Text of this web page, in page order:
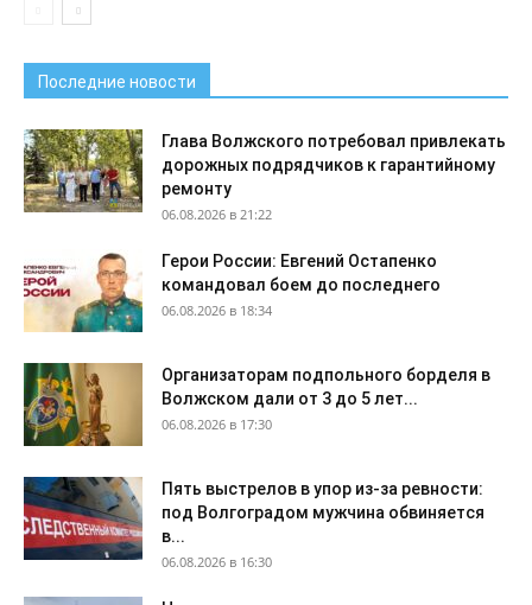
Последние новости
Глава Волжского потребовал привлекать
дорожных подрядчиков к гарантийному
ремонту
06.08.2026 в 21:22
Герои России: Евгений Остапенко
командовал боем до последнего
06.08.2026 в 18:34
Организаторам подпольного борделя в
Волжском дали от 3 до 5 лет...
06.08.2026 в 17:30
Пять выстрелов в упор из-за ревности:
под Волгоградом мужчина обвиняется
в...
06.08.2026 в 16:30